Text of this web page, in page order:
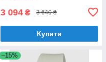
3 094 ₴ 3 640 ₴
Купити
–15%